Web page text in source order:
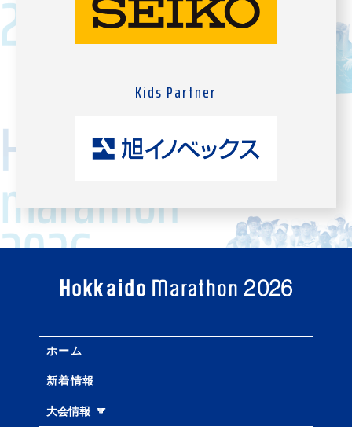
Kids Partner
ホーム
新着情報
大会情報